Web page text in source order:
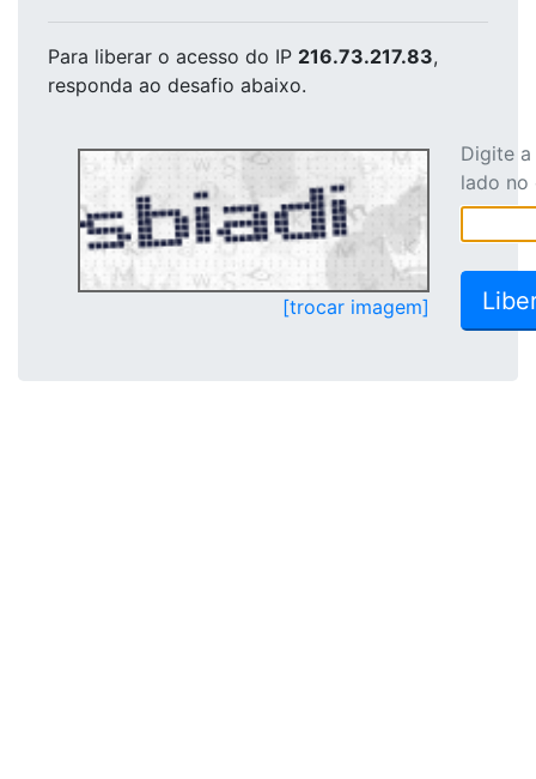
Para liberar o acesso do IP 216.73.217.83,
responda ao desafio abaixo.
[trocar imagem]
Digite
lado no